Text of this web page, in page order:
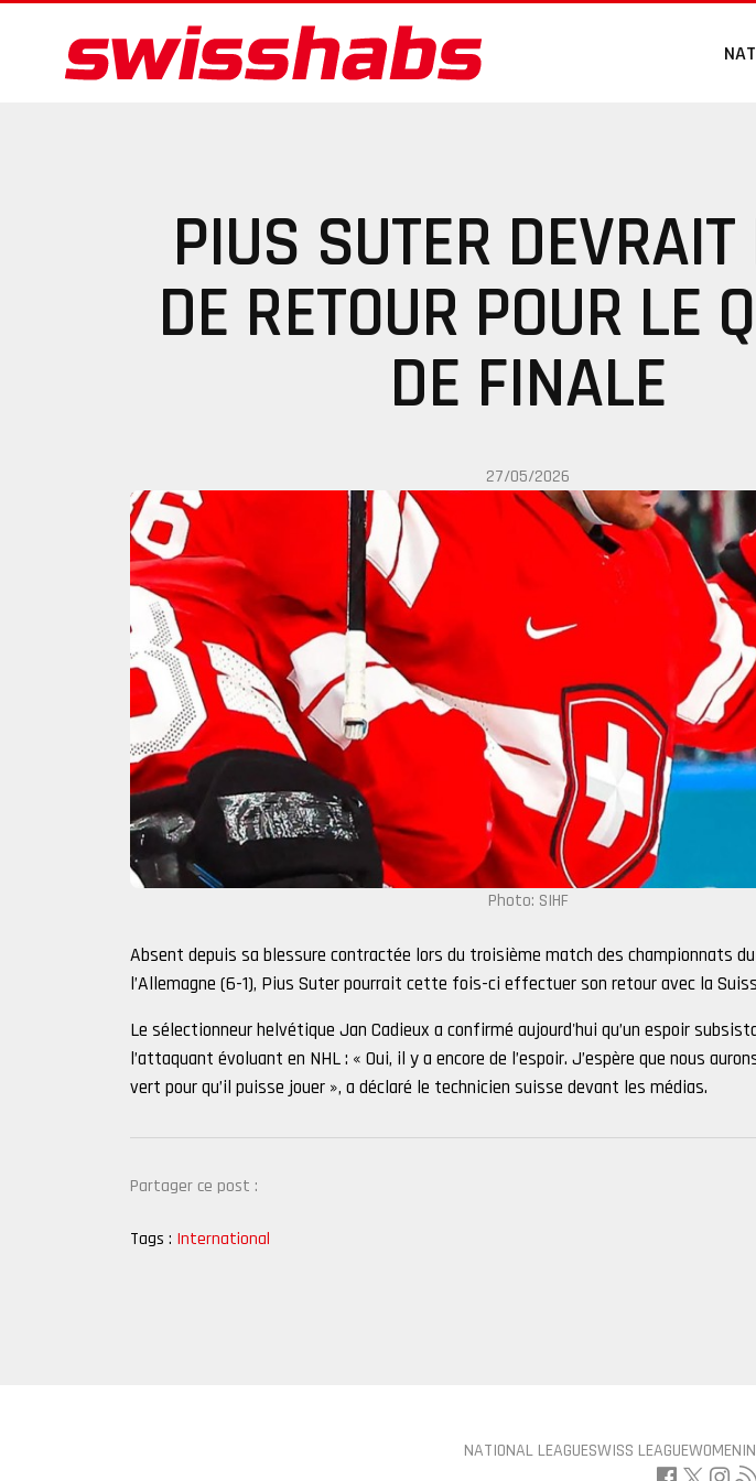
PIUS SUTER DEVRAIT
DE RETOUR POUR LE
DE FINALE
27/05/2026
Photo: SIHF
Absent depuis sa blessure contractée lors du troisième match des championnats
l’Allemagne (6-1), Pius Suter pourrait cette fois-ci effectuer son retour avec la
Le sélectionneur helvétique Jan Cadieux a confirmé aujourd'hui qu’un espoir
l’attaquant évoluant en NHL : « Oui, il y a encore de l’espoir. J’espère que nous
vert pour qu’il puisse jouer », a déclaré le technicien suisse devant les médias.
Partager ce post :
Tags : International
NATIONAL LEAGUESWISS LEAGUEWOMEN